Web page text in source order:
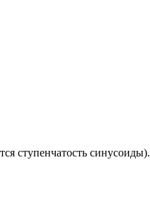
ступенчатость синусоиды).